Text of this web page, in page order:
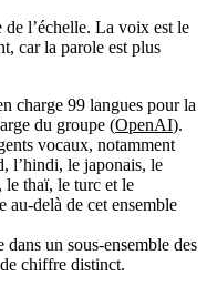
de l’échelle. La voix est le
car la parole est plus
charge 99 langues pour la
du groupe (OpenAI).
vocaux, notamment
l’hindi, le japonais, le
le thaï, le turc et le
au-delà de cet ensemble
un sous-ensemble des
chiffre distinct.